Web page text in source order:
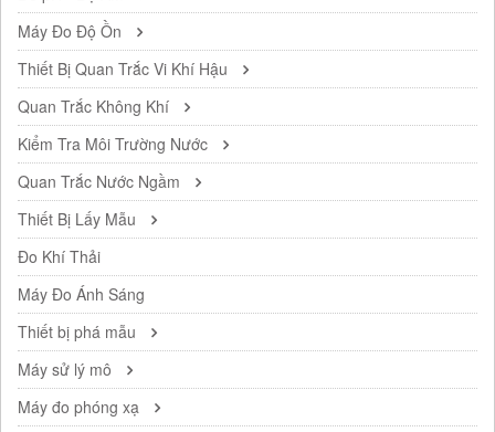
Máy Đo Độ Ồn
Thiết Bị Quan Trắc Vi Khí Hậu
Quan Trắc Không Khí
Kiểm Tra Môi Trường Nước
Quan Trắc Nước Ngầm
Thiết Bị Lấy Mẫu
Đo Khí Thải
Máy Đo Ánh Sáng
Thiết bị phá mẫu
Máy sử lý mô
Máy đo phóng xạ